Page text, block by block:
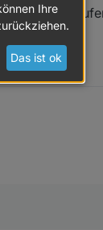
zwar
ordentlichen Wert.
zwar laufen,
Ihre
Das ist ok